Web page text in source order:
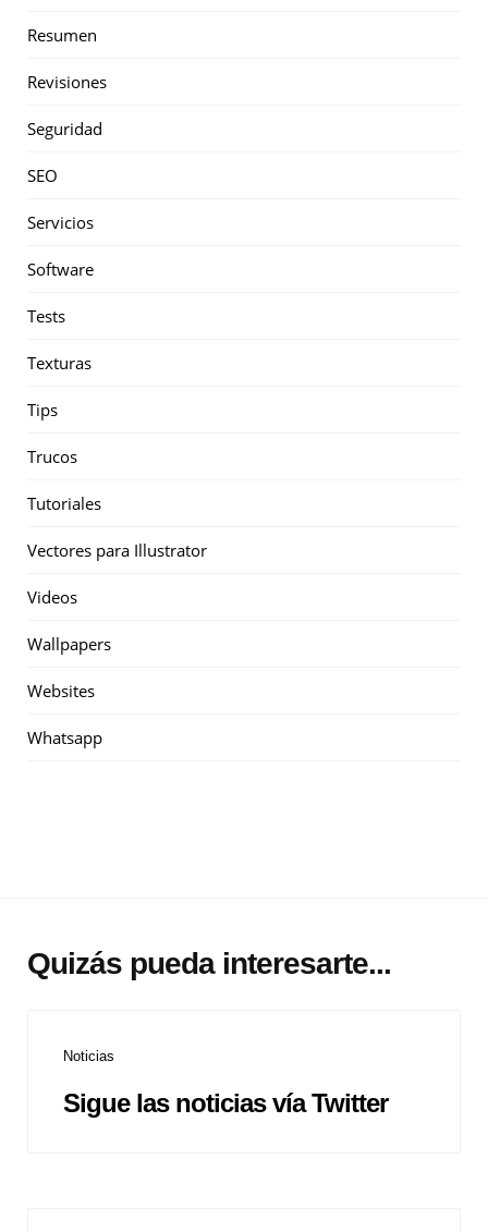
Resumen
Revisiones
Seguridad
SEO
Servicios
Software
Tests
Texturas
Tips
Trucos
Tutoriales
Vectores para Illustrator
Videos
Wallpapers
Websites
Whatsapp
Quizás pueda interesarte...
Noticias
Sigue las noticias vía Twitter